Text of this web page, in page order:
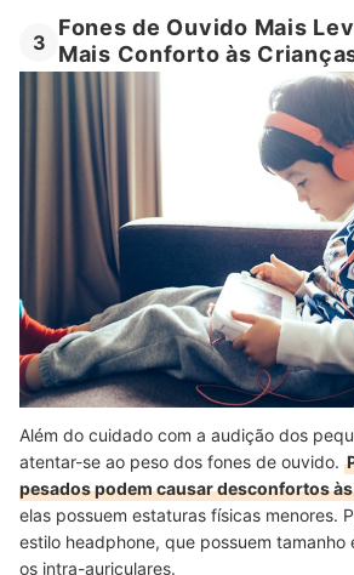
3
Fones de Ouvido Mais
Mais Conforto às
Além do cuidado com a audição dos
atentar-se ao peso dos fones de ouvido.
pesados podem causar desconfortos
elas possuem estaturas físicas menores.
estilo headphone, que possuem tamanho
os intra-auriculares.